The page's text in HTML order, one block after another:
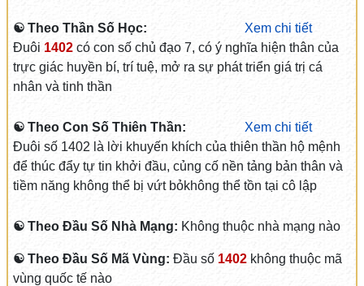
☯ Theo Thần Số Học:
Xem chi tiết
Đuôi 1402có con số chủ đạo 7, có ý nghĩa hiện thân của
trực giác huyền bí, trí tuệ, mở ra sự phát triển giá trị cá
nhân và tinh thần
☯ Theo Con Số Thiên Thần:
Xem chi tiết
Đuôi số 1402 là lời khuyến khích của thiên thần hộ mệnh
để thúc đẩy tự tin khởi đầu, củng cố nền tảng bản thân và
tiềm năng không thể bị vứt bỏkhông thể tồn tại cô lập
☯ Theo Đầu Số Nhà Mạng: Không thuộc nhà mạng nào
☯ Theo Đầu Số Mã Vùng: Đầu số 1402không thuộc mã
vùng quốc tế nào